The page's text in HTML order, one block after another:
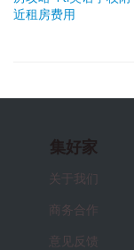
集好家
关于我们
商务合作
意见反馈